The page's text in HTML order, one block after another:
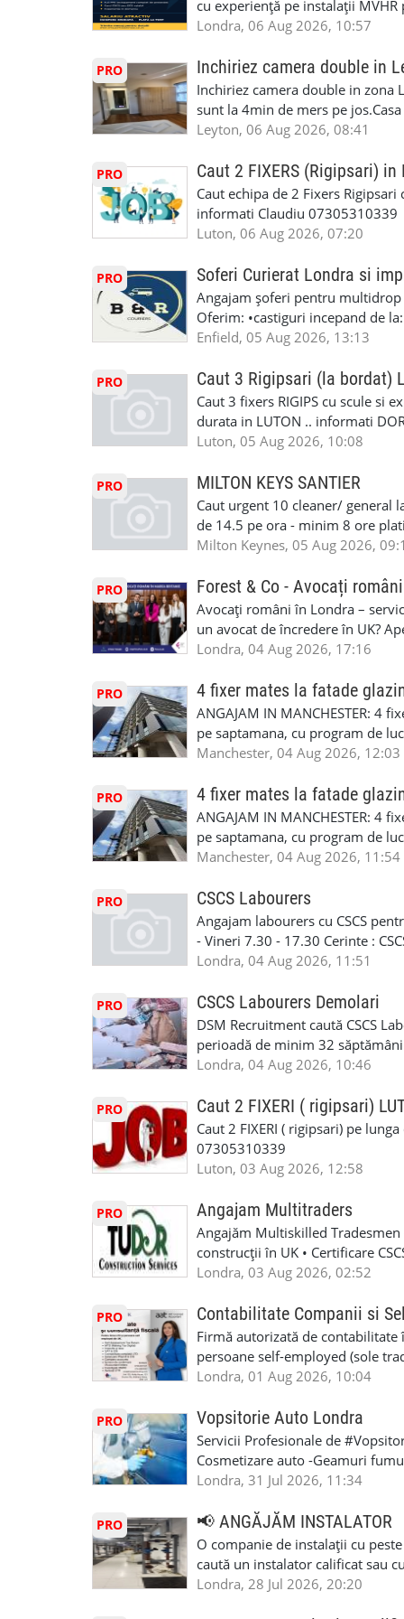
multe detalii la 020 3051 0506
Lucram cu Toate Garantiile si
iTP/MOT Masini Mici si Vanuri
Accident Management, Preluam
Masina la Schimb. ✅ Distributii
Geometrie Profesionala Roti
Explicatii. ✅ Suntem foarte buni
Reparam orice tip de masina
Masina de Drum Lung. ✅
Detailing Auto Interior/Exterior.
WhatsApp Text https://wa.link/
6HB
#AtelierAutoLondra
#RomanianGarageRepair
#RomanianMechanic
#MecaniciProfesionistiLondra
#mecanicmoldoveanlondra
cu experiență pe instalații
obligatorii: 🔹 Full PPE
lucru constant ✅ Echipă
detalii și programare, trimiteți
Londra, 06 Aug 2026, 10:57
PRO Inchiriez camera double in
Inchiriez camera double in zona
sunt la 4min de mers pe
incluse.Cautam o persoana sau
seriozitate.Multumesc anticipat.
Leyton, 06 Aug 2026, 08:41
PRO Caut 2 FIXERS (Rigipsari) in
Caut echipa de 2 Fixers
informati Claudiu 07305310339
Luton, 06 Aug 2026, 07:20
PRO Soferi Curierat Londra si
Angajam șoferi pentru
Oferim: •castiguri incepand de
pentru cei platitori de VAT si
status obligatoriu •varsta
compania aplica pentru
•oferim: - training platit (3 zile-
nedeterminata. -full time/ part-
masinii). Acceptam cu permis
Enfield - Weybridge - Romford -
programari la interviu apelati
Enfield, 05 Aug 2026, 13:13
PRO Caut 3 Rigipsari (la bordat)
Caut 3 fixers RIGIPS cu scule si
durata in LUTON .. informati
Luton, 05 Aug 2026, 10:08
PRO MILTON KEYS SANTIER
Caut urgent 10 cleaner/ general
de 14.5 pe ora - minim 8 ore
la Amazon. Munca este usoara,
SAPTAMANALA Contact: +44
interesati
Milton Keynes, 05 Aug 2026,
PRO Forest & Co - Avocați
Avocați români în Londra –
un avocat de încredere în UK?
Solicitors, indiferent că ai nevoie
familiei (divorț, custodie, partaj)
Servicii pentru companii: •
• Imigrație pentru afaceri și
soluționarea disputelor 💡 De ce
standard ✔ Confidențialitate
790 689 Email:
www.fcos.co.uk 👉
Londra, 04 Aug 2026, 17:16
PRO 4 fixer mates la fatade
ANGAJAM IN MANCHESTER:
pe saptamana, cu program de
in perioada urmatoare. Cerinte:
Tariful se discuta direct, in
discutie este simpla: cine esti,
Prioritate au oamenii din
carora li se termina proiectul
oferta pe care sa o folositi la
WhatsApp: +44 7467 838 881
numele, experienta si data la
https://forms.gle/
T&D GLAZING AND
Manchester, 04 Aug 2026, 12:03
PRO 4 fixer mates la fatade
ANGAJAM IN MANCHESTER:
pe saptamana, cu program de
in perioada urmatoare. Cerinte:
Tariful se discuta direct, in
discutie este simpla: cine esti,
Prioritate au oamenii din
carora li se termina proiectul
oferta pe care sa o folositi la
WhatsApp: +44 7467 838 881
numele, experienta si data la
link-ul de jos. Sanatate si mult
INSTALLATION LIMITED
Manchester, 04 Aug 2026, 11:54
PRO CSCS Labourers
Angajam labourers cu CSCS
- Vineri 7.30 - 17.30 Cerinte :
Londra, 04 Aug 2026, 11:51
PRO CSCS Labourers Demolari
DSM Recruitment caută CSCS
perioadă de minim 32
oferă ore suplimentare și
informații, contactați-ne la: 📞
Londra, 04 Aug 2026, 10:46
PRO Caut 2 FIXERI ( rigipsari)
Caut 2 FIXERI ( rigipsari) pe
07305310339
Luton, 03 Aug 2026, 12:58
PRO Angajam Multitraders
Angajăm Multiskilled
construcții în UK • Certificare
specializate (căutăm
interioare • Permis de
(reprezintă un avantaj important)
performanță • £200 – £250 pe
posibilități reale de avansare •
oră pauză de masă) •
Londra, 03 Aug 2026, 02:52
PRO Contabilitate Companii si
Firmă autorizată de contabilitate
persoane self-employed (sole
închiriate (landlords) Serviciile
HMRC: PAYE / VAT / CIS ✔
Consultanță fiscală ✔ Declarații
Corporation Tax ✔ Company
planuri ✔ Cash-flow și previziuni
serviciile noastre? ✔ Suntem
ca tax agents ✔ Suntem
Service Provider), astfel putem
Deținem asigurare profesională
Disponibilitate pentru
07444800302 Email:
Londra, 01 Aug 2026, 10:04
PRO Vopsitorie Auto Londra
Servicii Profesionale de
Cosmetizare auto -Geamuri
Masina la Schimb. -Reparatiile
Utilizam cele mai moderne,
#Mecanic_Auto_Londra.
#Vopsitorie_Auto_Londra.
#Romanian_Auto_Service.
Londra, 31 Jul 2026, 11:34
PRO 📢 ANGĂJĂM INSTALATOR
O companie de instalații cu
caută un instalator calificat sau
Colchester și alte zone . Căutăm
Londra, 28 Jul 2026, 20:20